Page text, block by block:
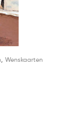
Wenskaarten